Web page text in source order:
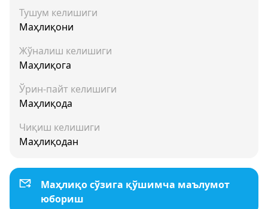
Тушум келишиги
Маҳлиқони
Жўналиш келишиги
Маҳлиқога
Ўрин-пайт келишиги
Маҳлиқода
Чиқиш келишиги
Маҳлиқодан
Маҳлиқо сўзига қўшимча маълумот
юбориш